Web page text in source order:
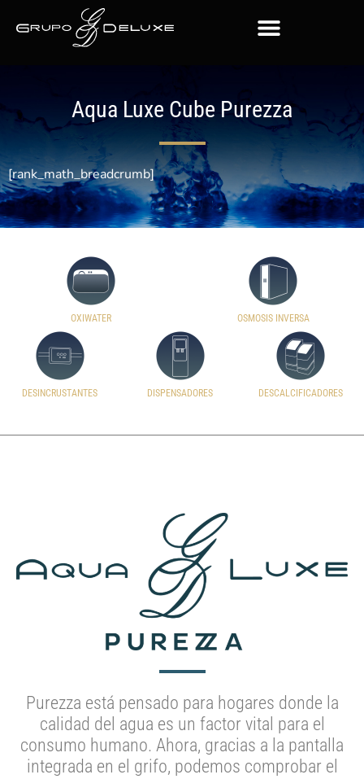
Aqua Luxe Cube Purezza
[rank_math_breadcrumb]
OXIWATER OSMOSIS INVERSA
DESINCRUSTANTES DISPENSADORES DESCALCIFICADORES
Purezza está pensado para hogares donde la
calidad del agua es un factor vital para el
consumo humano. Ahora, gracias a la pantalla
integrada en el grifo, podemos comprobar el